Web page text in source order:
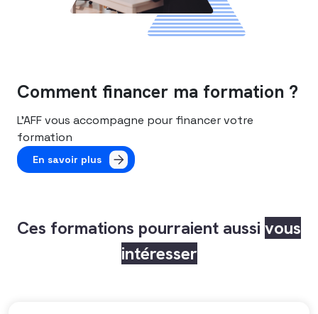
Comment financer ma formation ?
L’AFF vous accompagne pour financer votre
formation
En savoir plus
Ces formations pourraient aussi vous
intéresser